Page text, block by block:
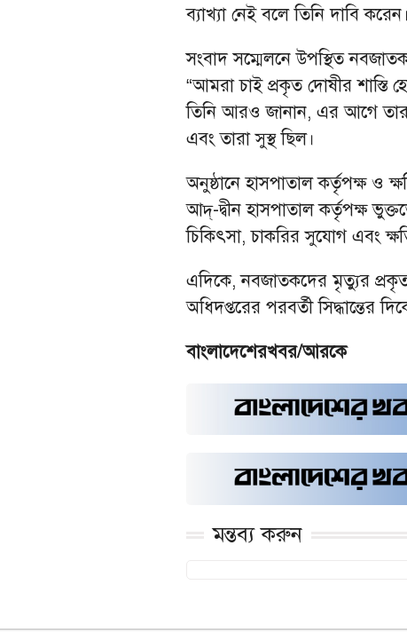
ব্যাখ্যা নেই বলে তিনি দাবি করেন।
সংবাদ সম্মেলনে উপস্থিত
“আমরা চাই প্রকৃত দোষীর শাস্তি
তিনি আরও জানান, এর আগে
এবং তারা সুস্থ ছিল।
অনুষ্ঠানে হাসপাতাল কর্তৃপক্ষ ও
আদ্-দ্বীন হাসপাতাল কর্তৃপক্ষ
চিকিৎসা, চাকরির সুযোগ এবং
এদিকে, নবজাতকদের মৃত্যুর প্রকৃত
অধিদপ্তরের পরবর্তী সিদ্ধান্তের
বাংলাদেশেরখবর/আরকে
মন্তব্য করুন